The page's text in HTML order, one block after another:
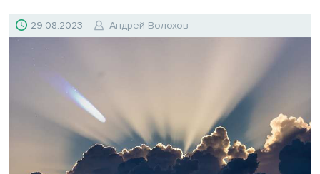
29.08.2023 Андрей Волохов